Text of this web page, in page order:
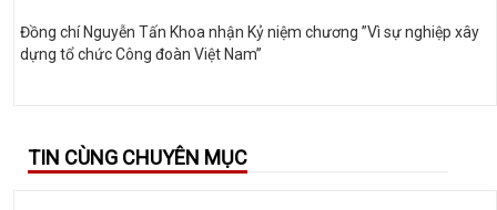
Đồng chí Nguyễn Tấn Khoa nhận Kỷ niệm chương ”Vì sự nghiệp xây
dựng tổ chức Công đoàn Việt Nam”
TIN CÙNG CHUYÊN MỤC